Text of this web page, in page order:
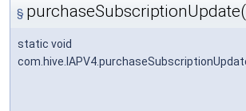
§
static void